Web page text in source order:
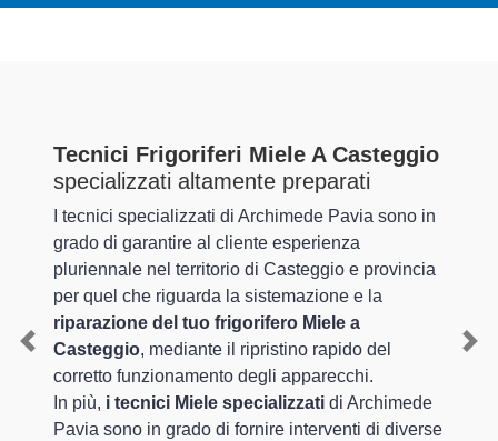
Tecnici Frigoriferi Miele A Casteggio
specializzati altamente preparati
I tecnici specializzati di Archimede Pavia sono in
grado di garantire al cliente esperienza
pluriennale nel territorio di Casteggio e provincia
per quel che riguarda la sistemazione e la
riparazione del tuo frigorifero Miele a
Casteggio, mediante il ripristino rapido del
corretto funzionamento degli apparecchi.
In più, i tecnici Miele specializzati di Archimede
Pavia sono in grado di fornire interventi di diverse
Previous